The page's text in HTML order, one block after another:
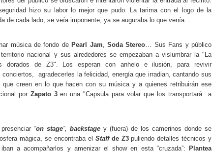
hizo su labor lo mejor que pudo. La tarima con el logo de la
de cada lado, se veía imponente, ya se auguraba lo que venía…
música de fondo de Pearl Jam,Soda Stereo… Sus Fans y público
nacional y sus alrededores se empezaban a vislumbrar la "La
dorados de Z3". Los esperan con anhelo e ilusión, para revivir
agradecerles la felicidad, energía que irradian, cantando sus
que creen en lo que hacen con su música y a quienes retribuirán ese
por Zapato 3en una "Capsula para volar que los transportará...a
“on stage”, backstage y (fuera) de los camerinos donde se
mágica, se encontraba el Staff de Z3puliendo detalles técnicos y
a acompañarlos y amenizar el show en esta “cruzada”:
Plantea